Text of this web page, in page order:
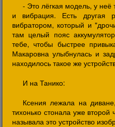
- Это лёгкая модель, у неё
и вибрация. Есть другая
вибратором, который и
там целый пояс
тебе, чтобы быстрее
Макаровна улыбнулась и
находилось такое же
И на Танико:
Ксения лежала на
тихонько стонала уже второй
называла это устройство